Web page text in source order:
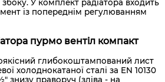
збоку. У комплект радіатора входить
із попереднім регулюванням
пурмо вентіл компакт
глибокоштампований лист
холоднокатаної сталі за EN 10130
знизу праворуч (зліва - на